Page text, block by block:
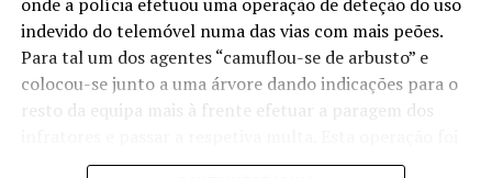
indevido do telemóvel numa das vias com mais peões.
Para tal um dos agentes “camuflou-se de arbusto” e
colocou-se junto a uma árvore dando indicações para o
resto da equipa mais à frente efetuar a paragem dos
partilhada no facebook da polícia local que referiu que